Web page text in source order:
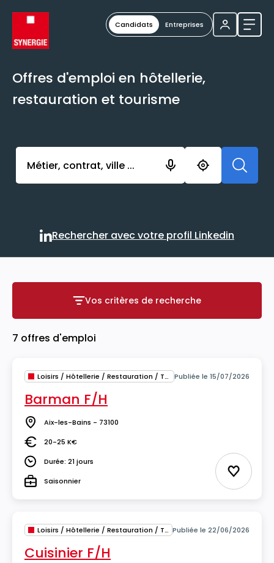
Candidats Entreprises
Offres d'emploi en hôtellerie,
restauration et tourisme
Activer l’élément pour lancer l’enregistrement.
Rechercher avec votre
Rechercher avec votre profil Linkedin
Vos critères de recherche
Vos critères de recherche
7 offres d'emploi
Loisirs / Hôtellerie / Restauration / Tourisme Publiée le 15/07/2026
Barman F/H
Lieu Aix-les-Bains - 73100
Salaire20-25 K€
DuréeDurée: 21 jours
TypeSaisonnier Ajouter
Loisirs / Hôtellerie / Restauration / Tourisme Publiée le 22/06/2026
Cuisinier F/H